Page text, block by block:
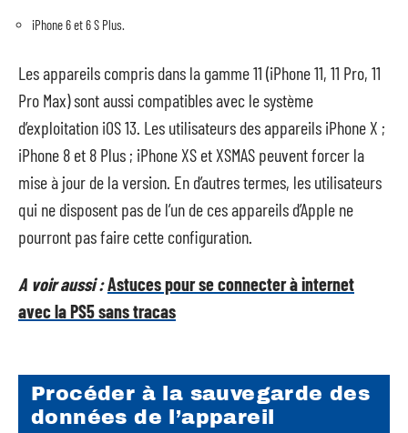
iPhone 6 et 6 S Plus.
Les appareils compris dans la gamme 11 (iPhone 11, 11 Pro, 11
Pro Max) sont aussi compatibles avec le système
d’exploitation iOS 13. Les utilisateurs des appareils iPhone X ;
iPhone 8 et 8 Plus ; iPhone XS et XSMAS peuvent forcer la
mise à jour de la version. En d’autres termes, les utilisateurs
qui ne disposent pas de l’un de ces appareils d’Apple ne
pourront pas faire cette configuration.
A voir aussi :Astuces pour se connecter à internet
avec la PS5 sans tracas
Procéder à la sauvegarde des
données de l’appareil